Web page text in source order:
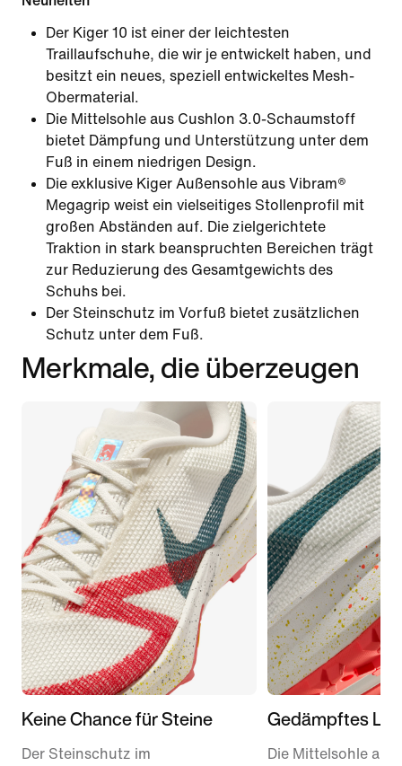
Der Kiger 10 ist einer der leichtesten
Traillaufschuhe, die wir je entwickelt haben, und
besitzt ein neues, speziell entwickeltes Mesh-
Obermaterial.
Die Mittelsohle aus Cushlon 3.0-Schaumstoff
bietet Dämpfung und Unterstützung unter dem
Fuß in einem niedrigen Design.
Die exklusive Kiger Außensohle aus Vibram®
Megagrip weist ein vielseitiges Stollenprofil mit
großen Abständen auf. Die zielgerichtete
Traktion in stark beanspruchten Bereichen trägt
zur Reduzierung des Gesamtgewichts des
Schuhs bei.
Der Steinschutz im Vorfuß bietet zusätzlichen
Schutz unter dem Fuß.
Merkmale, die überzeugen
Keine Chance für Steine
Der Steinschutz im
Gedämpftes
Die Mittelsohle aus